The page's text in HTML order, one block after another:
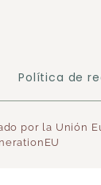
Política de
por la Unión